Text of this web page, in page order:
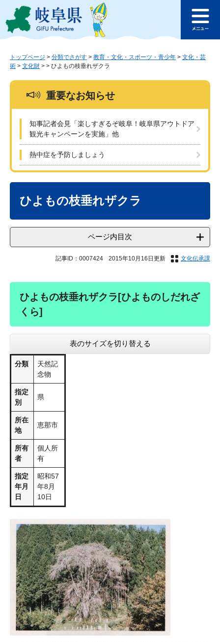
ジ
ュ
このページの本文へ
ュ
トップページ > 分類でさがす > 教育・文化・スポーツ・青少年 > 文化・芸
術 > 文化財 > > ひよもの枝垂れザクラ
重要なお知らせ
知事記者会見「楽しすぎるぞ岐阜！岐阜県アウトドア
観光キャンペーンを実施」他
熱中症を予防しましょう
ひよもの枝垂れザクラ
ページ内目次
記事ID：0007424 2015年10月16日更新 文化伝承課
ひよもの枝垂れザクラ[ひよものしだれざ
くら]
表のサイズを切り替える
分類
天然記
念物
指定
別
県
所在
地
恵那市
所有
者
個人所
有
指定
年月
日
昭和57
年8月
10日